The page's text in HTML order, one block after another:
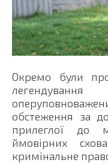
Окремо були
обстеження за
прилеглої до
ймовірних
кримінальне